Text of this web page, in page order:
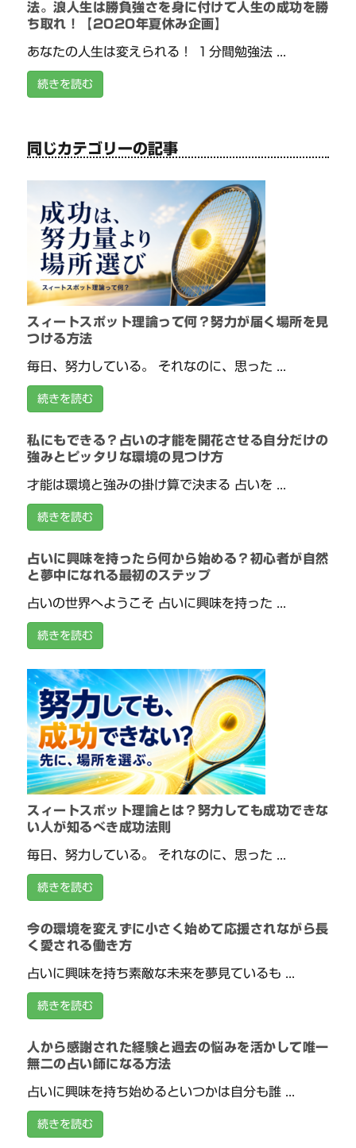
法。浪人生は勝負強さを身に付けて人生の成功を勝
ち取れ！【2020年夏休み企画】
あなたの人生は変えられる！ １分間勉強法 ...
続きを読む
同じカテゴリーの記事
スィートスポット理論って何？努力が届く場所を見
つける方法
毎日、努力している。 それなのに、思った ...
続きを読む
私にもできる？占いの才能を開花させる自分だけの
強みとピッタリな環境の見つけ方
才能は環境と強みの掛け算で決まる 占いを ...
続きを読む
占いに興味を持ったら何から始める？初心者が自然
と夢中になれる最初のステップ
占いの世界へようこそ 占いに興味を持った ...
続きを読む
スィートスポット理論とは？努力しても成功できな
い人が知るべき成功法則
毎日、努力している。 それなのに、思った ...
続きを読む
今の環境を変えずに小さく始めて応援されながら長
く愛される働き方
占いに興味を持ち素敵な未来を夢見ているも ...
続きを読む
人から感謝された経験と過去の悩みを活かして唯一
無二の占い師になる方法
占いに興味を持ち始めるといつかは自分も誰 ...
続きを読む